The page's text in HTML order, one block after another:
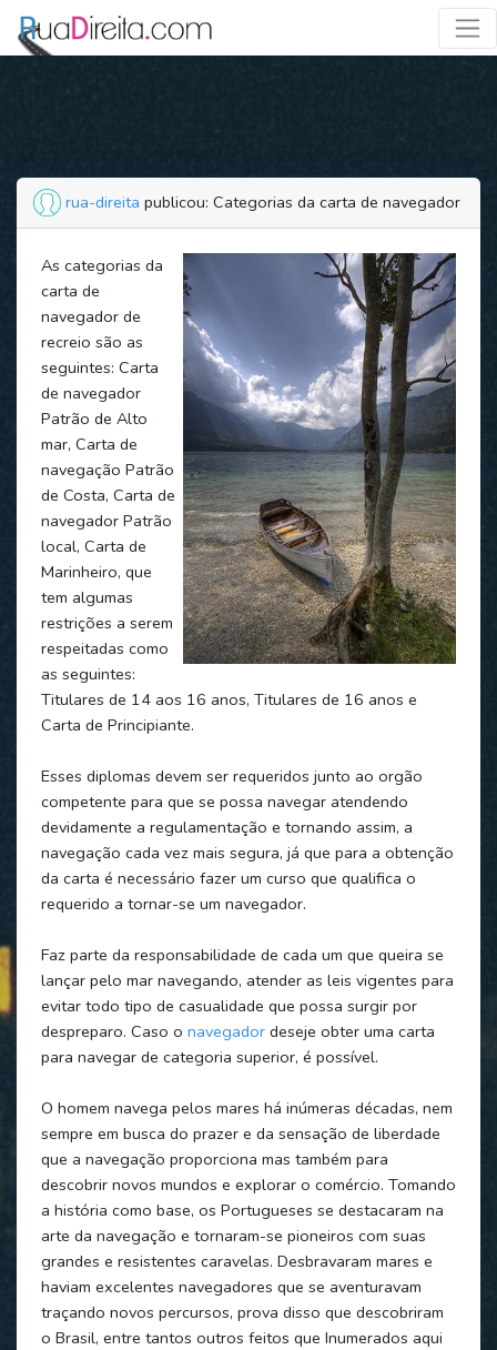
rua-direita publicou: Categorias da carta de navegador
As categorias da
carta de
navegador de
recreio são as
seguintes: Carta
de navegador
Patrão de Alto
mar, Carta de
navegação Patrão
de Costa, Carta de
navegador Patrão
local, Carta de
Marinheiro, que
tem algumas
restrições a serem
respeitadas como
as seguintes:
Titulares de 14 aos 16 anos, Titulares de 16 anos e
Carta de Principiante.
Esses diplomas devem ser requeridos junto ao orgão
competente para que se possa navegar atendendo
devidamente a regulamentação e tornando assim, a
navegação cada vez mais segura, já que para a obtenção
da carta é necessário fazer um curso que qualifica o
requerido a tornar-se um navegador.
Faz parte da responsabilidade de cada um que queira se
lançar pelo mar navegando, atender as leis vigentes para
evitar todo tipo de casualidade que possa surgir por
despreparo. Caso o navegadordeseje obter uma carta
para navegar de categoria superior, é possível.
O homem navega pelos mares há inúmeras décadas, nem
sempre em busca do prazer e da sensação de liberdade
que a navegação proporciona mas também para
descobrir novos mundos e explorar o comércio. Tomando
a história como base, os Portugueses se destacaram na
arte da navegação e tornaram-se pioneiros com suas
grandes e resistentes caravelas. Desbravaram mares e
haviam excelentes navegadores que se aventuravam
traçando novos percursos, prova disso que descobriram
o Brasil, entre tantos outros feitos que Inumerados aqui